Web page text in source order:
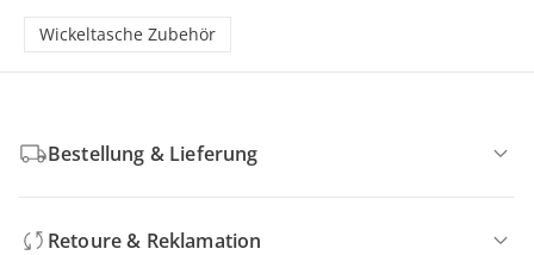
Wickeltasche Zubehör
Bestellung & Lieferung
Retoure & Reklamation